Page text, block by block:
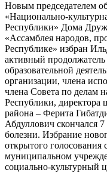
Новым председателем
«Национально-
Республики» Дома
«Ассамблея народов,
Республике» избран
активный
образовательной
организации, члена
члена Совета по делам
Республики, директора
района – Ферита
Абдуллович скончался
болезни. Избрание
открытого голосования
муниципальном
социально-